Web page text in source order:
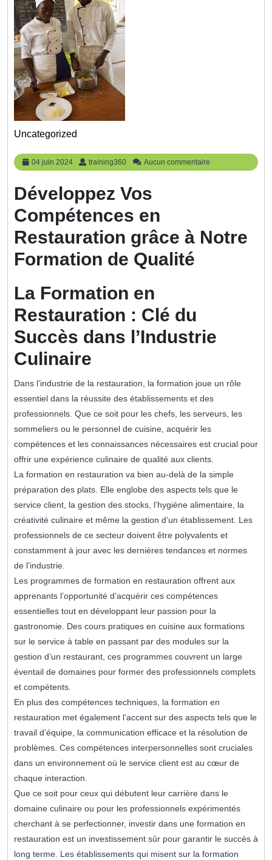
Uncategorized
04 juin 2024
04
juin
training360 training360
Aucun commentaire
Développez Vos
Compétences en
Restauration grâce à Notre
Formation de Qualité
La Formation en
Restauration : Clé du
Succès dans l’Industrie
Culinaire
Dans l’industrie de la restauration, la formation joue un rôle
essentiel dans la réussite des établissements et des
professionnels. Que ce soit pour les chefs, les serveurs, les
sommeliers ou le personnel de cuisine, acquérir les
compétences et les connaissances nécessaires est crucial pour
offrir une expérience culinaire de qualité aux clients.
La formation en restauration va bien au-delà de la simple
préparation des plats. Elle englobe des aspects tels que le
service client, la gestion des stocks, l’hygiène alimentaire, la
créativité culinaire et même la gestion d’un établissement. Les
professionnels de ce secteur doivent être polyvalents et
constamment à jour avec les dernières tendances et normes
de l’industrie.
Les programmes de formation en restauration offrent aux
apprenants l’opportunité d’acquérir ces compétences
essentielles tout en développant leur passion pour la
gastronomie. Des cours pratiques en cuisine aux formations
sur le service à table en passant par des modules sur la
gestion d’un restaurant, ces programmes couvrent un large
éventail de domaines pour former des professionnels complets
et compétents.
En plus des compétences techniques, la formation en
restauration met également l’accent sur des aspects tels que le
travail d’équipe, la communication efficace et la résolution de
problèmes. Ces compétences interpersonnelles sont cruciales
dans un environnement où le service client est au cœur de
chaque interaction.
Que ce soit pour ceux qui débutent leur carrière dans le
domaine culinaire ou pour les professionnels expérimentés
cherchant à se perfectionner, investir dans une formation en
restauration est un investissement sûr pour garantir le succès à
long terme. Les établissements qui misent sur la formation